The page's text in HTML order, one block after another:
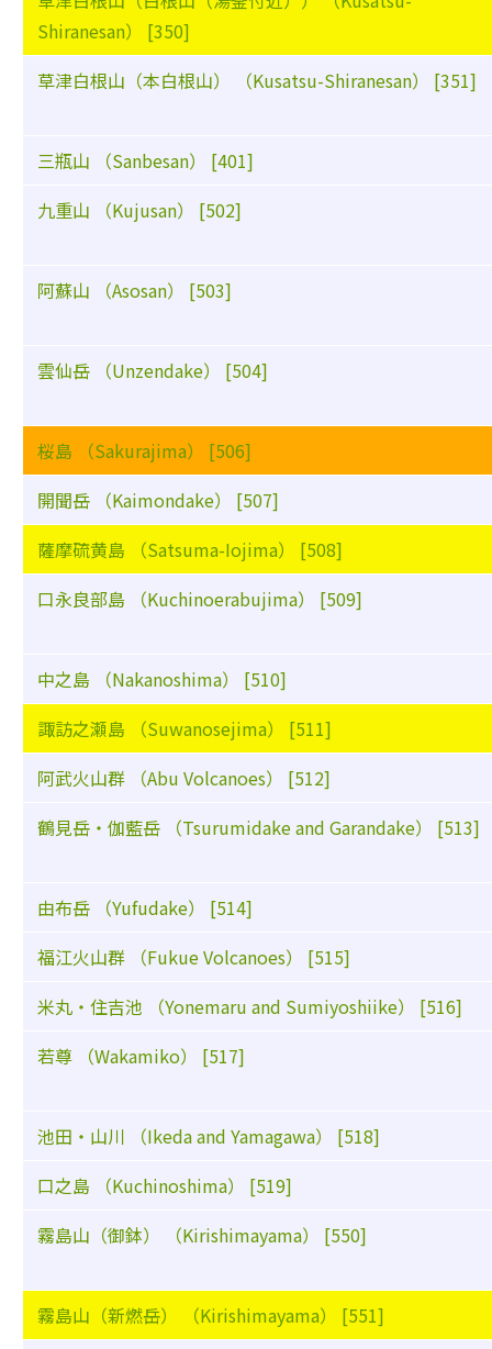
Shiranesan） [350]
草津白根山（本白根山） （Kusatsu-Shiranesan） [351]
三瓶山 （Sanbesan） [401]
九重山 （Kujusan） [502]
阿蘇山 （Asosan） [503]
雲仙岳 （Unzendake） [504]
桜島 （Sakurajima） [506]
開聞岳 （Kaimondake） [507]
薩摩硫黄島 （Satsuma-Iojima） [508]
口永良部島 （Kuchinoerabujima） [509]
中之島 （Nakanoshima） [510]
諏訪之瀬島 （Suwanosejima） [511]
阿武火山群 （Abu Volcanoes） [512]
鶴見岳・伽藍岳 （Tsurumidake and Garandake） [513]
由布岳 （Yufudake） [514]
福江火山群 （Fukue Volcanoes） [515]
米丸・住吉池 （Yonemaru and Sumiyoshiike） [516]
若尊 （Wakamiko） [517]
池田・山川 （Ikeda and Yamagawa） [518]
口之島 （Kuchinoshima） [519]
霧島山（御鉢） （Kirishimayama） [550]
霧島山（新燃岳） （Kirishimayama） [551]